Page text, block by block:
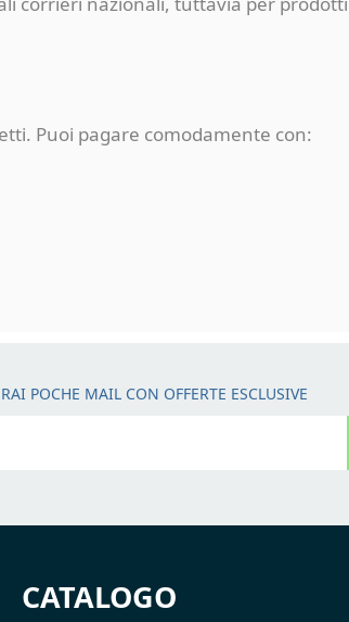
Puoi pagare comodamente con:
POCHE MAIL CON OFFERTE ESCLUSIVE
CATALOGO